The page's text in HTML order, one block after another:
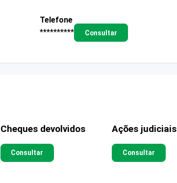
Telefone
**********
Consultar
Cheques devolvidos
Consultar
Ações judiciais
Consultar